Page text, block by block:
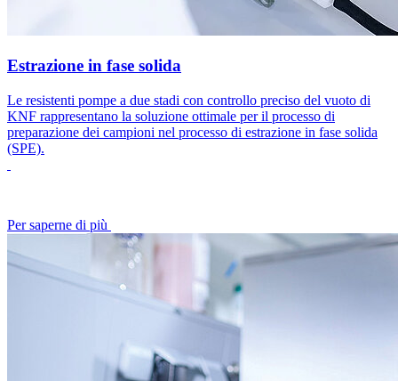
Estrazione in fase solida
Le resistenti pompe a due stadi con controllo preciso del vuoto di
KNF rappresentano la soluzione ottimale per il processo di
preparazione dei campioni nel processo di estrazione in fase solida
(SPE).
Per saperne di più